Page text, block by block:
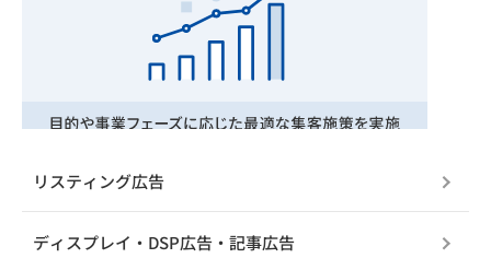
リスティング広告
ディスプレイ・DSP広告・記事広告